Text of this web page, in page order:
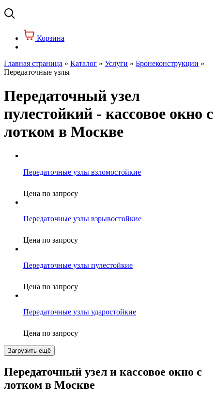
Корзина
Главная страница » Каталог » Услуги » Бронеконструкции »
Передаточные узлы
Передаточный узел
пулестойкий - кассовое окно с
лотком в Москве
Передаточные узлы взломостойкие
Цена по запросу
Передаточные узлы взрывостойкие
Цена по запросу
Передаточные узлы пулестойкие
Цена по запросу
Передаточные узлы ударостойкие
Цена по запросу
Загрузить ещё
Передаточный узел и кассовое окно с
лотком в Москве